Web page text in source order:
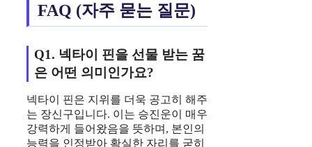
FAQ (자주 묻는 질문)
Q1. 넥타이 핀을 선물 받는 꿈
은 어떤 의미인가요?
넥타이 핀은 지위를 더욱 공고히 해주
는 장신구입니다. 이는 승진운이 매우
강력하게 들어왔음을 뜻하며, 본인의
능력을 인정받아 확실한 자리를 굳히